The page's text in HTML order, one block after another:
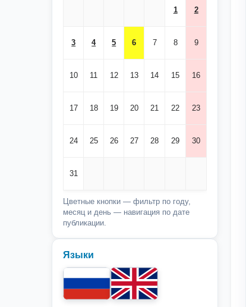
1 2
3 4 5 6 7 8 9
10 11 12 13 14 15 16
17 18 19 20 21 22 23
24 25 26 27 28 29 30
31
Цветные кнопки — фильтр по году,
месяц и день — навигация по дате
публикации.
Языки